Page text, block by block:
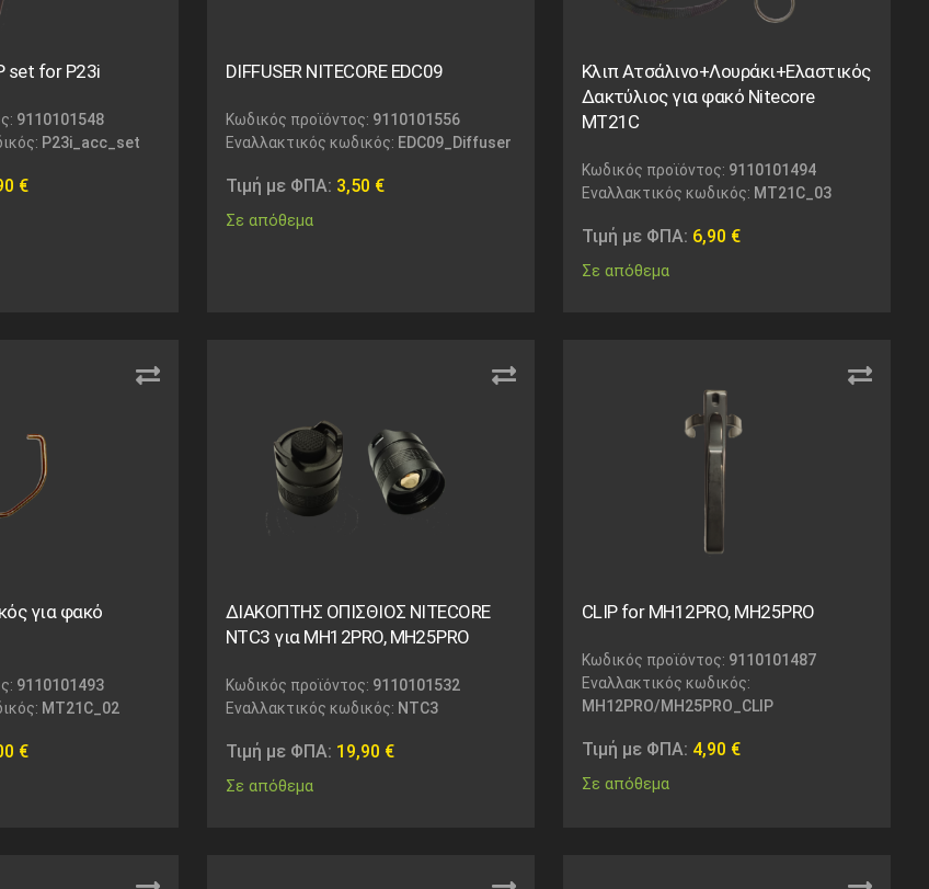
set for P23i
9110101548
P23i_acc_set
€
DIFFUSER NITECORE EDC09
Κωδικός προϊόντος: 9110101556
Εναλλακτικός κωδικός: EDC09_Diffuser
Τιμή με ΦΠΑ: 3,50 €
Σε απόθεμα
Κλιπ Ατσάλινο+Λουράκι+Ελαστικός
Δακτύλιος για φακό Nitecore
MT21C
Κωδικός προϊόντος: 9110101494
Εναλλακτικός κωδικός: MT21C_03
Τιμή με ΦΠΑ: 6,90 €
Σε απόθεμα
για φακό
9110101493
MT21C_02
€
ΔΙΑΚΟΠΤΗΣ ΟΠΙΣΘΙΟΣ NITECORE
NTC3 για MH12PRO, MH25PRO
Κωδικός προϊόντος: 9110101532
Εναλλακτικός κωδικός: NTC3
Τιμή με ΦΠΑ: 19,90 €
Σε απόθεμα
CLIP for MH12PRO, MH25PRO
Κωδικός προϊόντος: 9110101487
Εναλλακτικός κωδικός:
MH12PRO/MH25PRO_CLIP
Τιμή με ΦΠΑ: 4,90 €
Σε απόθεμα